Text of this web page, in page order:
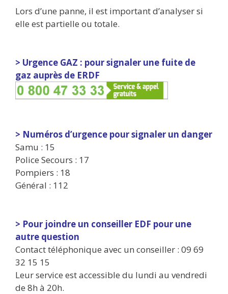
Lors d’une panne, il est important d’analyser si
elle est partielle ou totale.
> Urgence GAZ : pour signaler une fuite de
gaz auprès de ERDF
> Numéros d’urgence pour signaler un danger
Samu : 15
Police Secours : 17
Pompiers : 18
Général : 112
> Pour joindre un conseiller EDF pour une
autre question
Contact téléphonique avec un conseiller : 09 69
32 15 15
Leur service est accessible du lundi au vendredi
de 8h à 20h.